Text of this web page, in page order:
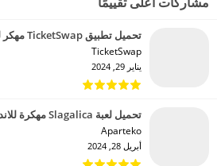
تحميل تطبيق TicketSwap مهكر للاندرويد 2024
TicketSwap‏
يناير 29, 2024
تحميل لعبة Slagalica مهكرة للاندرويد 2024
Aparteko‏
أبريل 28, 2024